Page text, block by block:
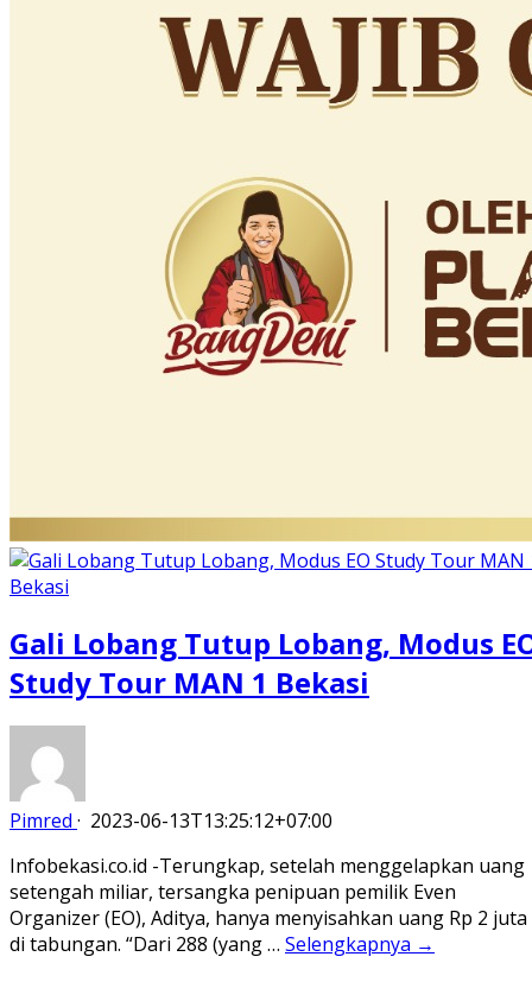
Gali Lobang Tutup Lobang, Modus
Study Tour MAN 1 Bekasi
Pimred · 2023-06-13T13:25:12+07:00
Infobekasi.co.id -Terungkap, setelah menggelapkan uang
setengah miliar, tersangka penipuan pemilik Even
Organizer (EO), Aditya, hanya menyisahkan uang Rp 2 juta
di tabungan. “Dari 288 (yang … Selengkapnya →